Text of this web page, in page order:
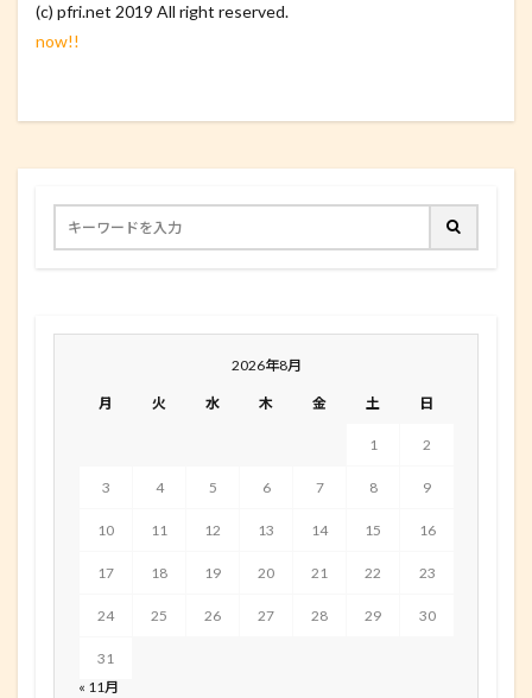
(c) pfri.net 2019 All right reserved.
now!!
2026年8月
月 火 水 木 金 土 日
1 2
3 4 5 6 7 8 9
10 11 12 13 14 15 16
17 18 19 20 21 22 23
24 25 26 27 28 29 30
31
« 11月